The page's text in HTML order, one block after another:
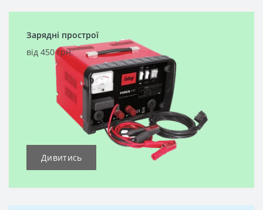
Зарядні прострої
від 450 грн.
Дивитись